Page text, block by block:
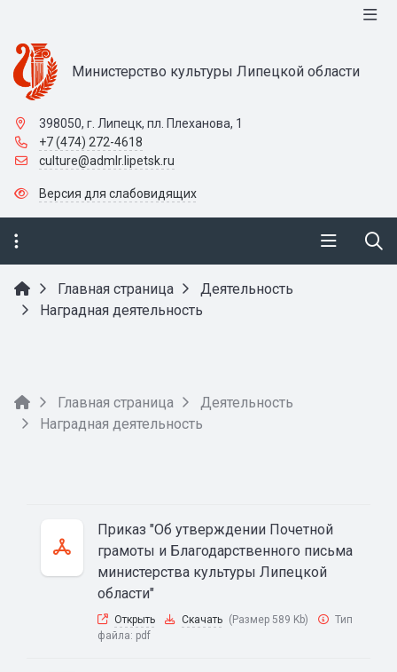
Министерство культуры Липецкой области
398050, г. Липецк, пл. Плеханова, 1
+7 (474) 272-4618
culture@admlr.lipetsk.ru
Версия для слабовидящих
Главная страница
Деятельность
Наградная деятельность
Главная страница
Деятельность
Наградная деятельность
Приказ "Об утверждении Почетной
грамоты и Благодарственного письма
министерства культуры Липецкой
области"
Открыть Скачать (Размер 589 Kb)
Тип
файла: pdf